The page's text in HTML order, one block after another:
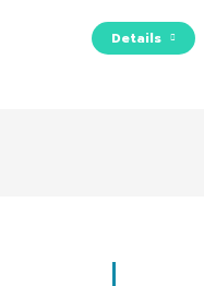
Details